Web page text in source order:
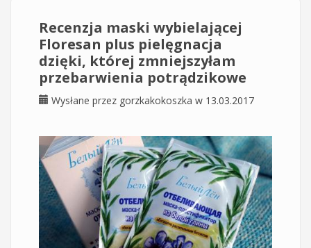
Recenzja maski wybielającej
Floresan plus pielęgnacja
dzięki, której zmniejszyłam
przebarwienia potrądzikowe
Wysłane przez gorzkakokoszka w 13.03.2017